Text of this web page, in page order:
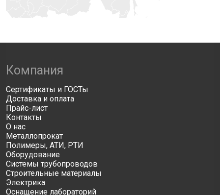
Компания
Сертификаты и ГОСТы
Доставка и оплата
Прайс-лист
Контакты
О нас
Металлопрокат
Полимеры, АТИ, РТИ
Оборудование
Системы трубопроводов
Строительные материалы
Электрика
Оснащение лабораторий